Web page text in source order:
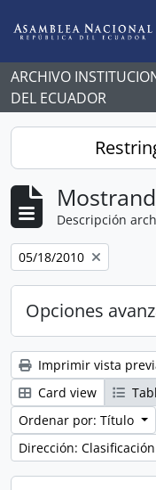
ARCHIVO
DEL ECUADOR
Descripción
Remove filter:
05/18/2010
Opciones
Imprimir vista
Card view
Ordenar por: Título
Dirección: